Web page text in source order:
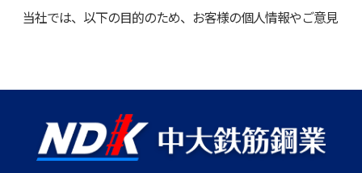
当社では、以下の目的のため、お客様の個人情報やご意見
客様から了解、同意を得られた場合および法令に基づき司
法機関、行政機関から法的義務を伴う要請を受けた場合を
除き、個人情報を第三者に開示、提供することはありませ
ん。